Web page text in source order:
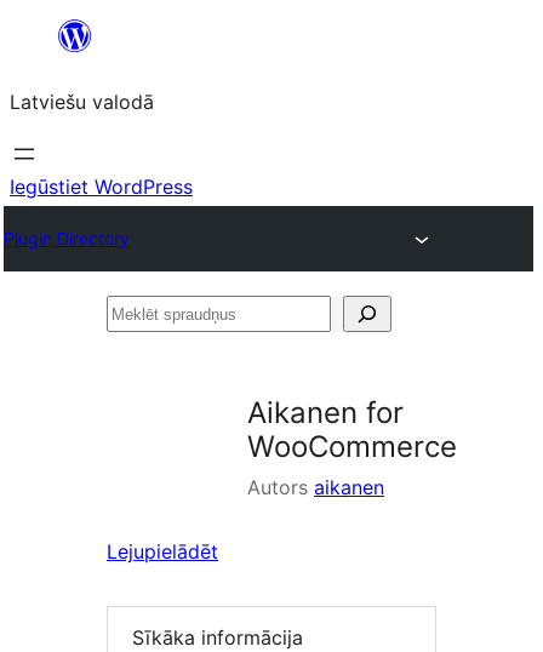
Pāriet
saturu
Latviešu valodā
Iegūstiet WordPress
Plugin Directory
Meklēt
Aikanen for
WooCommerce
Autors aikanen
Lejupielādēt
Sīkāka informācija